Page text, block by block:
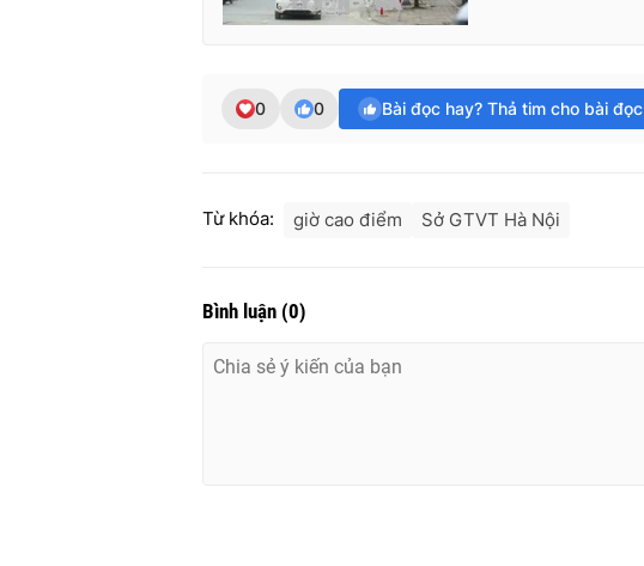
0 0 Bài đọc hay? Thả tim cho bài đọc
Từ khóa: giờ cao điểm Sở GTVT Hà Nội
Bình luận (0)